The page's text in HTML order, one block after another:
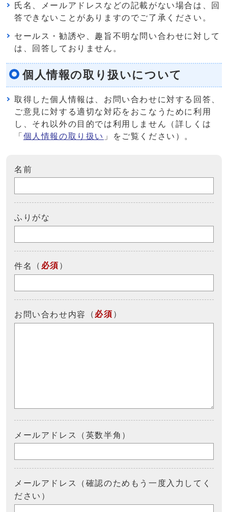
氏名、メールアドレスなどの記載がない場合は、回
答できないことがありますのでご了承ください。
セールス・勧誘や、趣旨不明な問い合わせに対して
は、回答しておりません。
個人情報の取り扱いについて
取得した個人情報は、お問い合わせに対する回答、
ご意見に対する適切な対応をおこなうために利用
し、それ以外の目的では利用しません（詳しくは
「 個人情報の取り扱い 」をご覧ください）。
名前
ふりがな
件名 （ 必須 ）
お問い合わせ内容 （ 必須 ）
メールアドレス（英数半角）
メールアドレス（確認のためもう一度入力してく
ださい）